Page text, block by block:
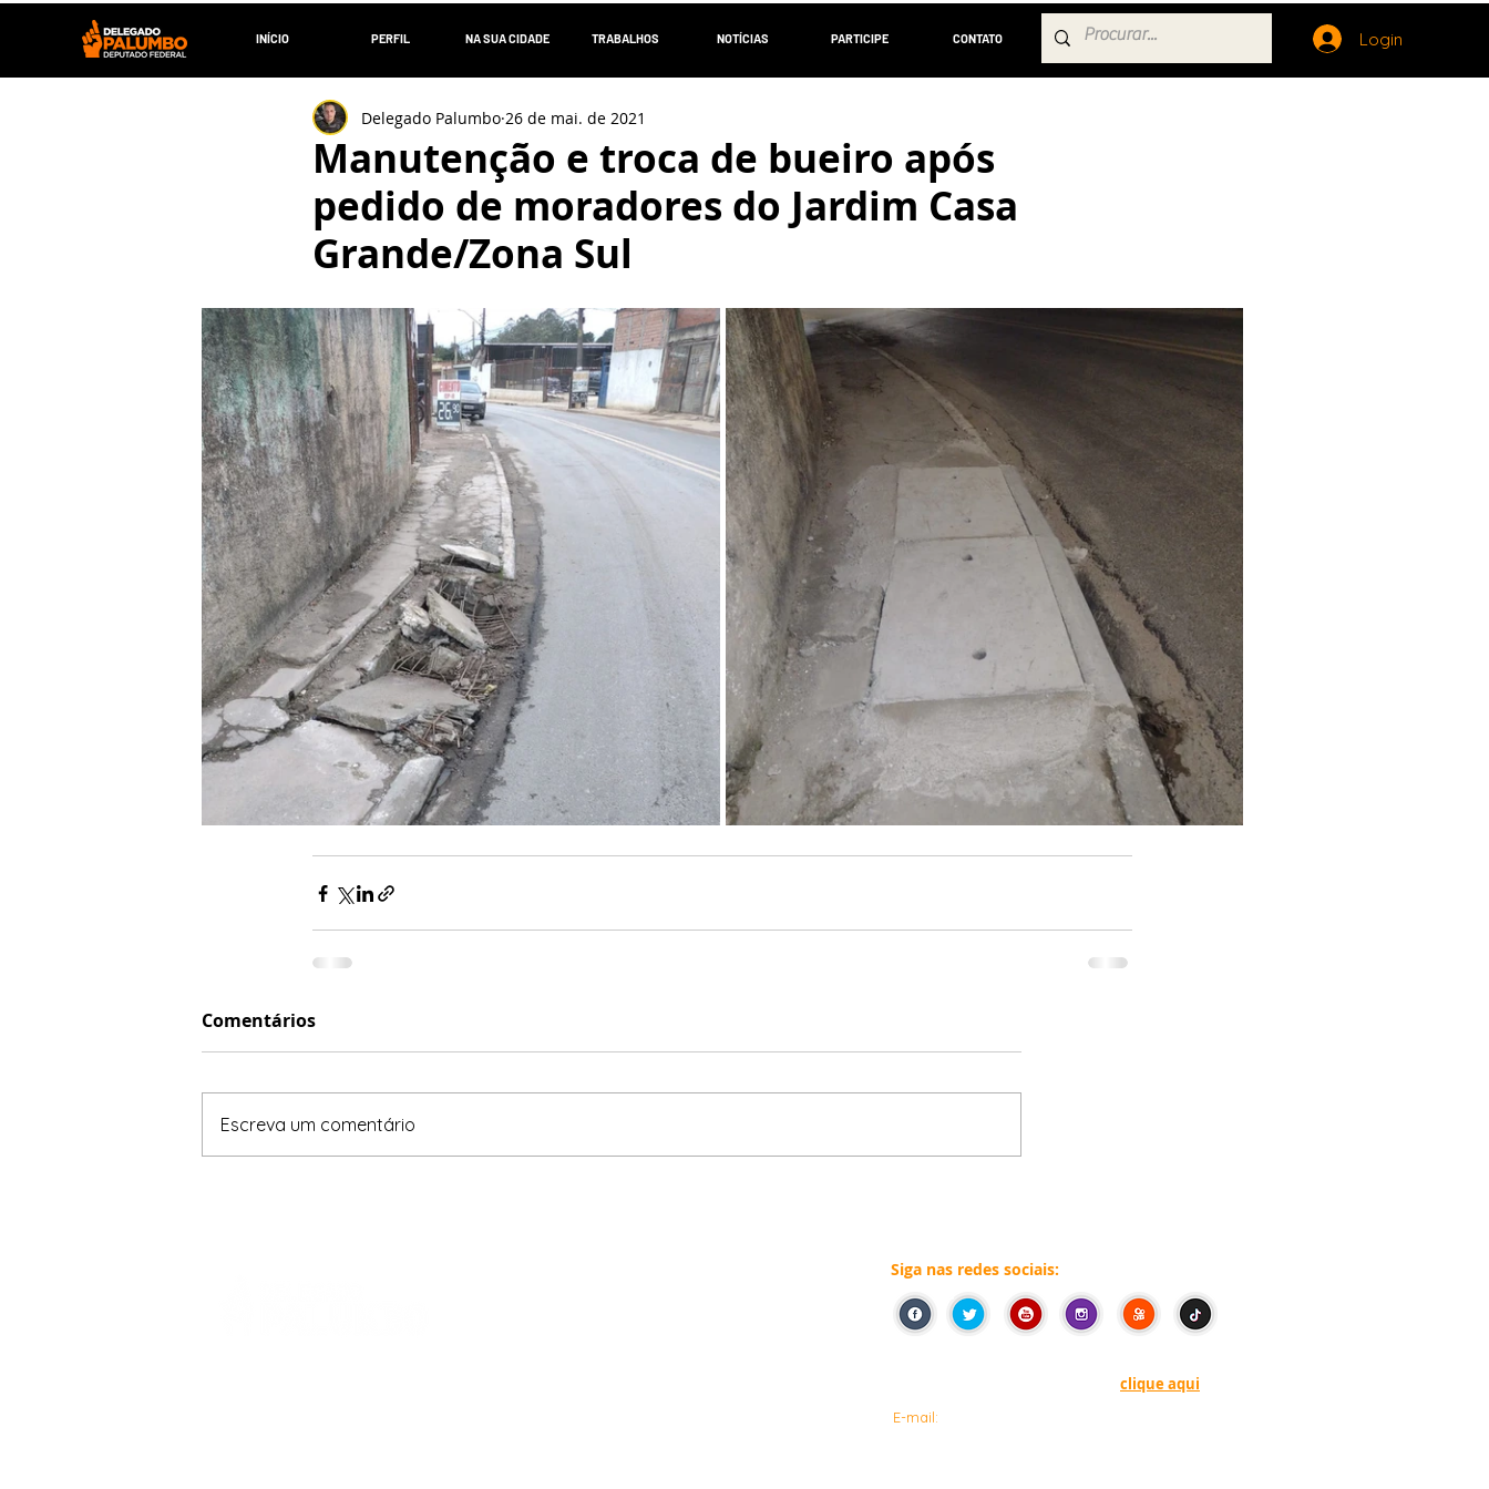
INÍCIO PERFIL NA SUA CIDADE TRABALHOS NOTÍCIAS PARTICIPE CONTATO Login
Manutenção e troca de bueiro após
pedido de moradores do Jardim Casa
Grande/Zona Sul
Delegado Palumbo 26 de mai. de 2021
Comentários
Escreva um comentário
Siga nas redes sociais:
clique aqui
E-mail: